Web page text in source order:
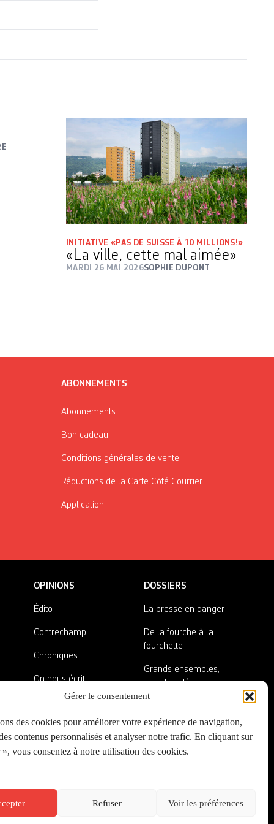
Gérer le consentement
des cookies pour améliorer votre expérience de navigation,
contenus personnalisés et analyser notre trafic. En cliquant sur
vous consentez à notre utilisation des cookies.
Refuser Voir les préférences
INITIATIVE «PAS DE SUISSE À 10 MILLIONS!»
«La ville, cette mal aimée»
MARDI 26 MAI 2026SOPHIE DUPONT
ABONNEMENTS
Abonnements
Bon cadeau
Conditions générales de vente
Réductions de la Carte Côté Courrier
Application
OPINIONS
Édito
Contrechamp
Chroniques
On nous écrit
A côté de la plaque
DOSSIERS
La presse en danger
De la fourche à la
fourchette
Grands ensembles,
grandes idées